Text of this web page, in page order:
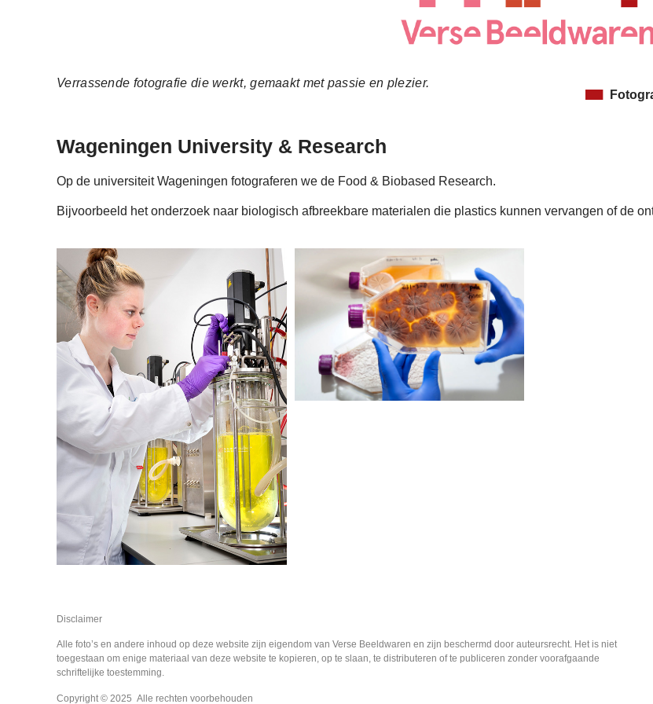
Verrassende fotografie die werkt, gemaakt met passie en plezier.
Wageningen University & Research
Op de universiteit Wageningen fotograferen we de Food & Biobased Research.
Bijvoorbeeld het onderzoek naar biologisch afbreekbare materialen die plastics kunnen vervangen of de
Disclaimer
Alle foto’s en andere inhoud op deze website zijn eigendom van Verse Beeldwaren en zijn beschermd door auteursrecht. Het is niet
toegestaan om enige materiaal van deze website te kopieren, op te slaan, te distributeren of te publiceren zonder voorafgaande
schriftelijke toestemming.
Copyright © 2025 Alle rechten voorbehouden